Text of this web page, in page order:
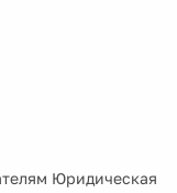
Юридическая